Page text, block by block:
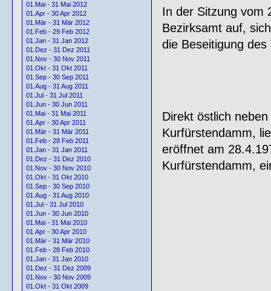
01.Mai - 31 Mai 2012
01.Apr - 30 Apr 2012
01.Mär - 31 Mär 2012
01.Feb - 29 Feb 2012
01.Jan - 31 Jan 2012
01.Dez - 31 Dez 2011
01.Nov - 30 Nov 2011
01.Okt - 31 Okt 2011
01.Sep - 30 Sep 2011
01.Aug - 31 Aug 2011
01.Jul - 31 Jul 2011
01.Jun - 30 Jun 2011
01.Mai - 31 Mai 2011
01.Apr - 30 Apr 2011
01.Mär - 31 Mär 2011
01.Feb - 28 Feb 2011
01.Jan - 31 Jan 2011
01.Dez - 31 Dez 2010
01.Nov - 30 Nov 2010
01.Okt - 31 Okt 2010
01.Sep - 30 Sep 2010
01.Aug - 31 Aug 2010
01.Jul - 31 Jul 2010
01.Jun - 30 Jun 2010
01.Mai - 31 Mai 2010
01.Apr - 30 Apr 2010
01.Mär - 31 Mär 2010
01.Feb - 28 Feb 2010
01.Jan - 31 Jan 2010
01.Dez - 31 Dez 2009
01.Nov - 30 Nov 2009
01.Okt - 31 Okt 2009
In der Sitzung vom
Bezirksamt auf,
die Beseitigung
Direkt östlich
Kurfürstendamm,
eröffnet am
Kurfürstendamm,